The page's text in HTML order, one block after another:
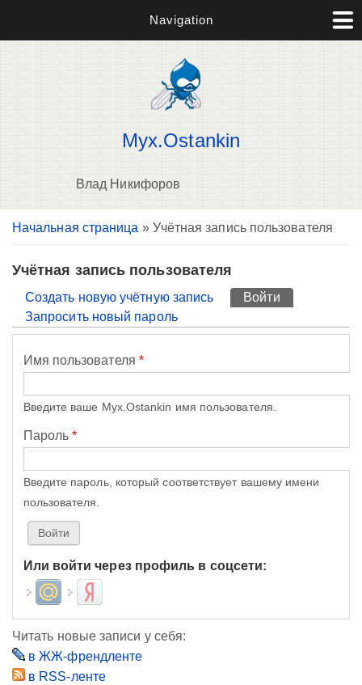
Navigation
Myx.Ostankin
Влад Никифоров
Вы здесь
Начальная страница » Учётная запись пользователя
Учётная запись пользователя
Главные вкладки
Создать новую учётную запись Войти
Запросить новый пароль
Имя пользователя *
Введите ваше Myx.Ostankin имя пользователя.
Пароль*
Введите пароль, который соответствует вашему имени
пользователя.
Или войти через профиль в соцсети:
Login with Mail.ruLogin with Яндекс
Читать новые записи у себя:
в ЖЖ-френдленте
в RSS-ленте